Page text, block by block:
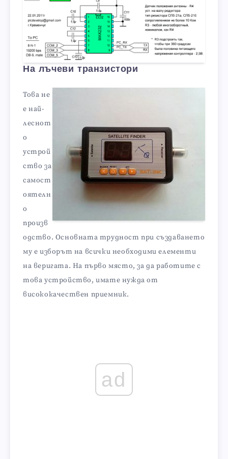
На лъчеви транзистори
Това не
е най-
леснот
о
устрой
ство за
самост
оятелн
о
произв
одство. Основната трудност при създаването
му е изборът на всички необходими елементи
на веригата. На първо място, за да работите с
това устройство, имате нужда от
висококачествен приемник.
ad